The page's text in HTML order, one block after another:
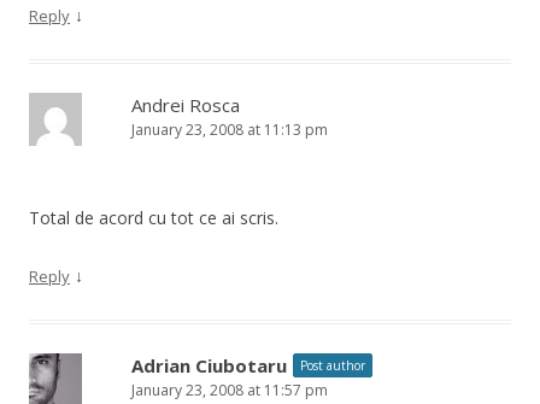
Reply ↓
Andrei Rosca
January 23, 2008 at 11:13 pm
Total de acord cu tot ce ai scris.
Reply ↓
Adrian Ciubotaru Post author
January 23, 2008 at 11:57 pm